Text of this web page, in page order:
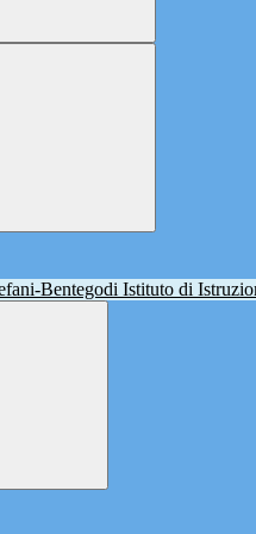
Istituto di